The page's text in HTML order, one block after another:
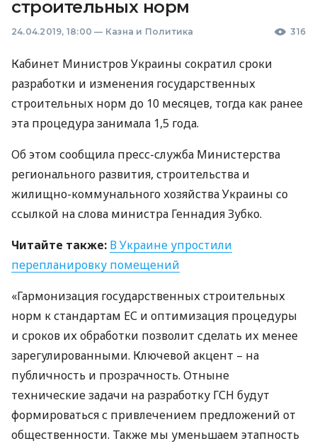
строительных норм
24.04.2019, 18:00 — Казна и Политика 316
Кабинет Министров Украины сократил сроки
разработки и изменения государственных
строительных норм до 10 месяцев, тогда как ранее
эта процедура занимала 1,5 года.
Об этом сообщила пресс-служба Министерства
регионального развития, строительства и
жилищно-коммунального хозяйства Украины со
ссылкой на слова министра Геннадия Зубко.
Читайте также: В Украине упростили
перепланировку помещений
«Гармонизация государственных строительных
норм к стандартам ЕС и оптимизация процедуры
и сроков их обработки позволит сделать их менее
зарегулированными. Ключевой акцент – на
публичность и прозрачность. Отныне
технические задачи на разработку ГСН будут
формироваться с привлечением предложений от
общественности. Также мы уменьшаем этапность